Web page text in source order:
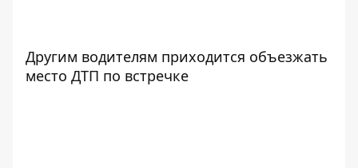
Другим водителям приходится объезжать
место ДТП по встречке